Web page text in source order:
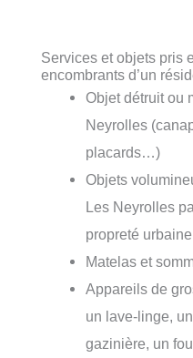
Services et objets pris
encombrants d’un
Objet détruit ou
Neyrolles
placards…)
Objets
Les Neyrolles
propreté
Matelas et
Appareils de
un lave-linge,
gazinière, un